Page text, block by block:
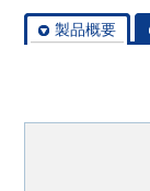
製品概要